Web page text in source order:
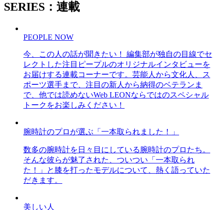
SERIES：連載
PEOPLE NOW
今、この人の話が聞きたい！ 編集部が独自の目線でセ
レクトした注目ピープルのオリジナルインタビューを
お届けする連載コーナーです。芸能人から文化人、ス
ポーツ選手まで、注目の新人から納得のベテランま
で、他では読めないWeb LEONならではのスペシャル
トークをお楽しみください！
腕時計のプロが選ぶ「一本取られました！」
数多の腕時計を日々目にしている腕時計のプロたち。
そんな彼らが魅了された、ついつい「一本取られ
た！」と膝を打ったモデルについて、熱く語っていた
だきます。
美しい人